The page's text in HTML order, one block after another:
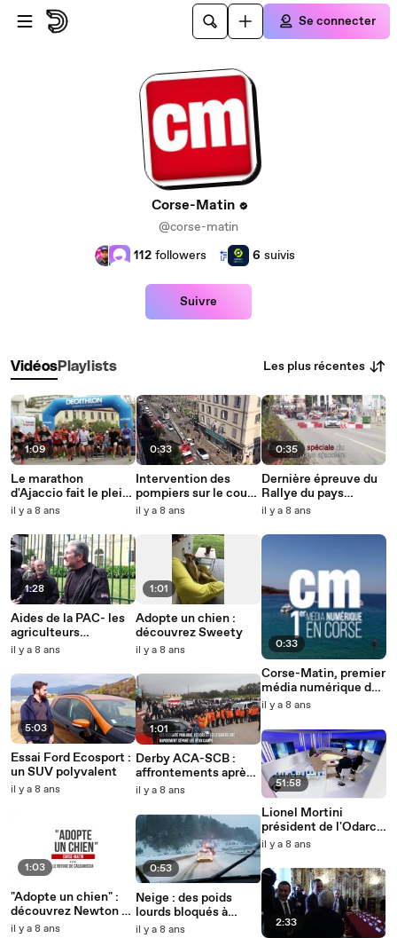
Passer au contenu principal
Se connecter
Corse-Matin
@corse-matin
112 followers 6 suivis
Suivre
VidéosPlaylists Les plus récentes
1:09
Le marathon
d'Ajaccio fait le plein
de participants
il y a 8 ans
1:28
Aides de la PAC- les
agriculteurs
manifestent à
il y a 8 ans
5:03
Essai Ford Ecosport :
un SUV polyvalent
il y a 8 ans
1:03
"Adopte un chien" :
découvrez Newton à
Ajaccio
il y a 8 ans
0:33
Intervention des
pompiers sur le cours
Napoléon à Ajaccio
il y a 8 ans
1:01
Adopte un chien :
découvrez Sweety
il y a 8 ans
1:01
Derby ACA-SCB :
affrontements après
le match
il y a 8 ans
0:53
Neige : des poids
lourds bloqués à
Bocognano
il y a 8 ans
0:35
Dernière épreuve du
Rallye du pays
Ajaccien à Ajaccio
il y a 8 ans
0:33
Corse-Matin, premier
média numérique de
Corse
il y a 8 ans
51:58
Lionel Mortini
président de l'Odarc
invité de l'émission
il y a 8 ans
2:33